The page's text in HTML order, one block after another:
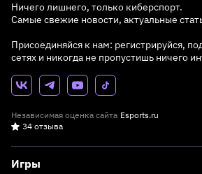
Ничего лишнего, только киберспорт.
Самые свежие новости, актуальные
Присоединяйся к нам: регистрируйся,
сетях и никогда не пропустишь ничего
Независимая оценка сайта Esports.ru
34 отзыва
Игры